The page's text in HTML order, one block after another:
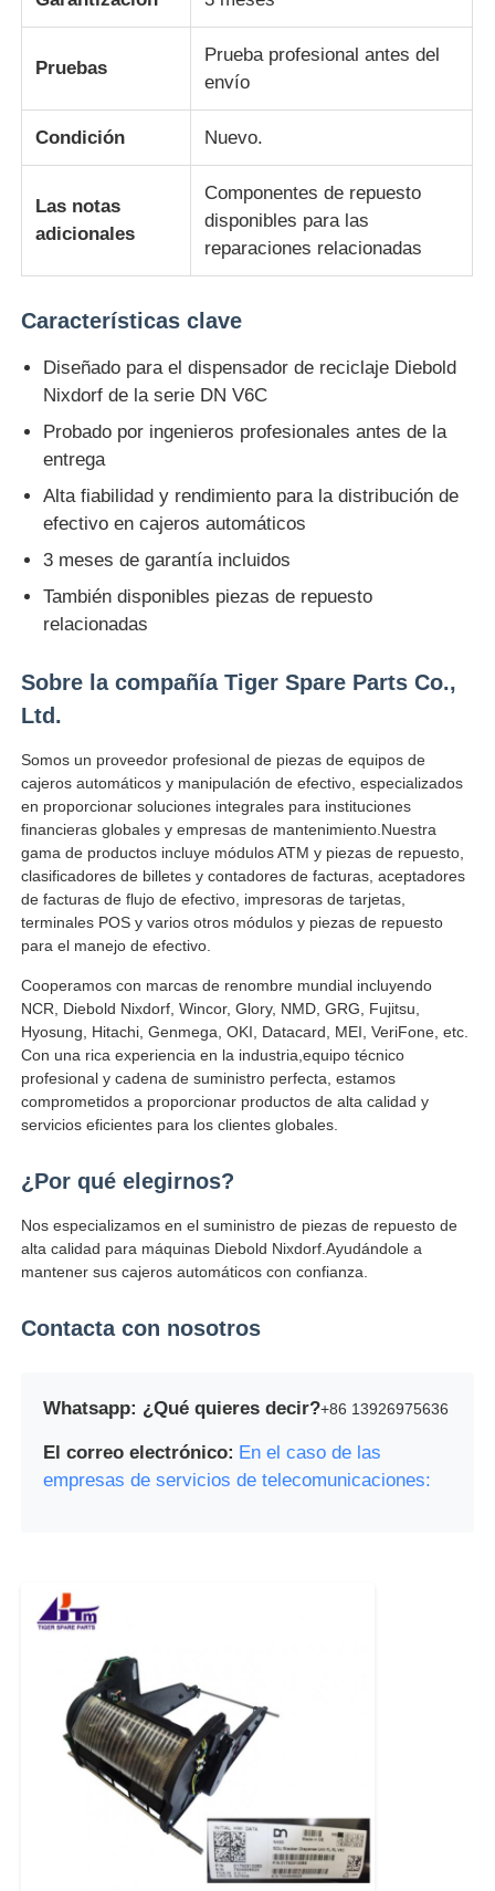
Piezas para cajeros automáticos Diebold
Piezas para cajeros automáticos NCR
Piezas de cajero automático Wincor
Componentes de cajeros automáticos de Hitachi
Glory NMD piezas ATM
Partes de cajeros automáticos OKI
Piezas de cajero automático de Genmega
Aceptador de billetes
Sortador de billetes
contador de la cuenta
máquina de pos
Repuestos para cajeros automáticos
cajero automático
Reciclador de monedas
Pruebas
Prueba profesional antes del
envío
Condición Nuevo.
Las notas
adicionales
Componentes de repuesto
disponibles para las
reparaciones relacionadas
Características clave
Diseñado para el dispensador de reciclaje Diebold
Nixdorf de la serie DN V6C
Probado por ingenieros profesionales antes de la
entrega
Alta fiabilidad y rendimiento para la distribución de
efectivo en cajeros automáticos
3 meses de garantía incluidos
También disponibles piezas de repuesto
relacionadas
Sobre la compañía Tiger Spare Parts Co.,
Ltd.
Somos un proveedor profesional de piezas de equipos de
cajeros automáticos y manipulación de efectivo, especializados
en proporcionar soluciones integrales para instituciones
financieras globales y empresas de mantenimiento.Nuestra
gama de productos incluye módulos ATM y piezas de repuesto,
clasificadores de billetes y contadores de facturas, aceptadores
de facturas de flujo de efectivo, impresoras de tarjetas,
terminales POS y varios otros módulos y piezas de repuesto
para el manejo de efectivo.
Cooperamos con marcas de renombre mundial incluyendo
NCR, Diebold Nixdorf, Wincor, Glory, NMD, GRG, Fujitsu,
Hyosung, Hitachi, Genmega, OKI, Datacard, MEI, VeriFone, etc.
Con una rica experiencia en la industria,equipo técnico
profesional y cadena de suministro perfecta, estamos
comprometidos a proporcionar productos de alta calidad y
servicios eficientes para los clientes globales.
¿Por qué elegirnos?
Nos especializamos en el suministro de piezas de repuesto de
alta calidad para máquinas Diebold Nixdorf.Ayudándole a
mantener sus cajeros automáticos con confianza.
Contacta con nosotros
Whatsapp: ¿Qué quieres decir?+86 13926975636
El correo electrónico: En el caso de las
empresas de servicios de telecomunicaciones: